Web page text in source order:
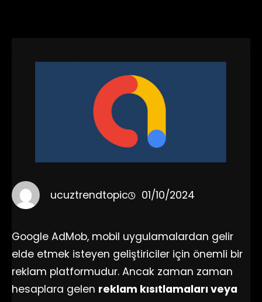
ucuztrendtopic 01/10/2024
Google AdMob, mobil uygulamalardan gelir
elde etmek isteyen geliştiriciler için önemli bir
reklam platformudur. Ancak zaman zaman
hesaplara gelen reklam kısıtlamaları veya